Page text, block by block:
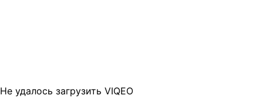
Не удалось загрузить VIQEO